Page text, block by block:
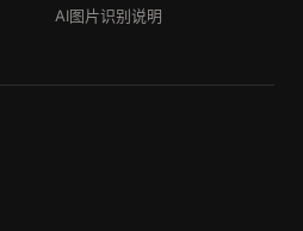
AI图片识别说明